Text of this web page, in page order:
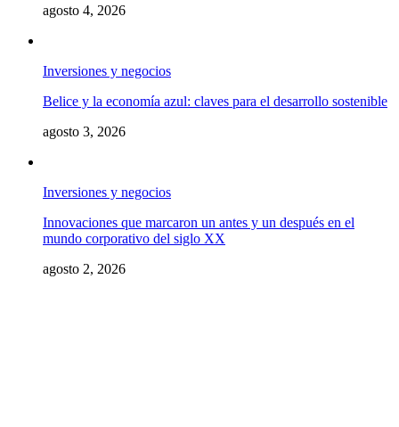
agosto 4, 2026
Inversiones y negocios
Belice y la economía azul: claves para el desarrollo sostenible
agosto 3, 2026
Inversiones y negocios
Innovaciones que marcaron un antes y un después en el
mundo corporativo del siglo XX
agosto 2, 2026